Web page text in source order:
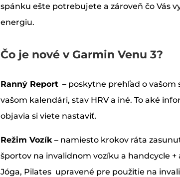
spánku ešte potrebujete a zároveň čo Vás
energiu.
Čo je nové v Garmin Venu 3?
Ranný Report – poskytne prehľad o
vašom kalendári, stav HRV a iné. To aké
objavia si viete nastaviť.
Režim Vozík– namiesto krokov ráta
športov na invalidnom vozíku a handcycle +
Jóga, Pilates upravené pre použitie na